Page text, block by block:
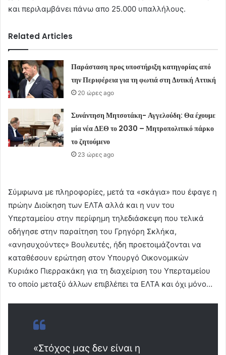
και περιλαμβάνει πάνω απο 25.000 υπαλλήλους.
Related Articles
Παράσταση προς υποστήριξη κατηγορίας από
την Περιφέρεια για τη φωτιά στη Δυτική Αττική
20 ώρες ago
Συνάντηση Μητσοτάκη- Αγγελούδη: Θα έχουμε
μία νέα ΔΕΘ το 2030 – Μητροπολιτικό πάρκο
το ζητούμενο
23 ώρες ago
Σύμφωνα με πληροφορίες, μετά τα «σκάγια» που έφαγε η
πρώην Διοίκηση των ΕΛΤΑ αλλά και η νυν του
Υπερταμείου στην περίφημη τηλεδιάσκεψη που τελικά
οδήγησε στην παραίτηση του Γρηγόρη Σκλήκα,
«ανησυχούντες» Βουλευτές, ήδη προετοιμάζονται να
καταθέσουν ερώτηση στον Υπουργό Οικονομικών
Κυριάκο Πιερρακάκη για τη διαχείριση του Υπερταμείου
το οποίο μεταξύ άλλων επιβλέπει τα ΕΛΤΑ και όχι μόνο…
«Στόχος μας δεν είναι η